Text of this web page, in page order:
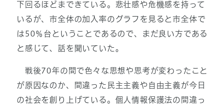
下回るほどまできている。悲壮感や危機感を持って
いるが、市全体の加入率のグラフを見ると市全体で
は50％台ということであるので、まだ良い方である
と感じて、話を聞いていた。
戦後70年の間で色々な思想や思考が変わったこと
が原因なのか、間違った民主主義や自由主義が今日
の社会を創り上げている。個人情報保護法の間違っ